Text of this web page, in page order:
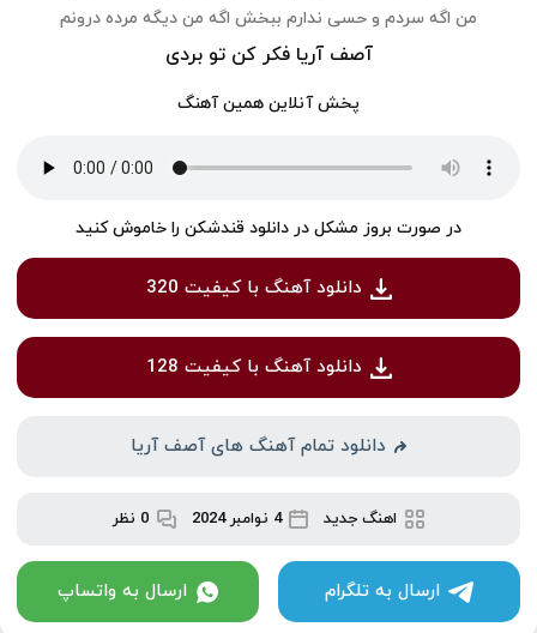
من اگه سردم و حسی ندارم ببخش اگه من دیگه مرده درونم
آصف آریا فکر کن تو بردی
پخش آنلاین همین آهنگ
در صورت بروز مشکل در دانلود قندشکن را خاموش کنید
دانلود آهنگ با کیفیت 320
دانلود آهنگ با کیفیت 128
دانلود تمام آهنگ های آصف آریا
اهنگ جدید 4 نوامبر 2024 0 نظر
ارسال به تلگرام ارسال به واتساپ